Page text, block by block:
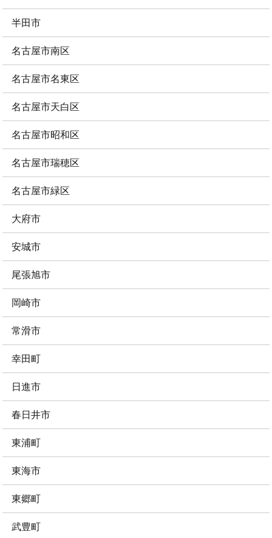
半田市
名古屋市南区
名古屋市名東区
名古屋市天白区
名古屋市昭和区
名古屋市瑞穂区
名古屋市緑区
大府市
安城市
尾張旭市
岡崎市
常滑市
幸田町
日進市
春日井市
東浦町
東海市
東郷町
武豊町